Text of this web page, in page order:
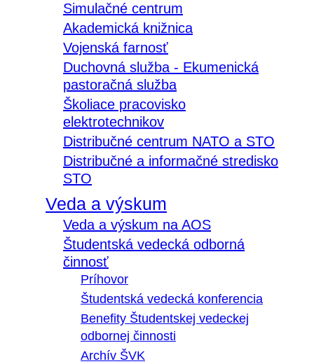
Simulačné centrum
Akademická knižnica
Vojenská farnosť
Duchovná služba - Ekumenická
pastoračná služba
Školiace pracovisko
elektrotechnikov
Distribučné centrum NATO a STO
Distribučné a informačné stredisko
STO
Veda a výskum
Veda a výskum na AOS
Študentská vedecká odborná
činnosť
Príhovor
Študentská vedecká konferencia
Benefity Študentskej vedeckej
odbornej činnosti
Archív ŠVK